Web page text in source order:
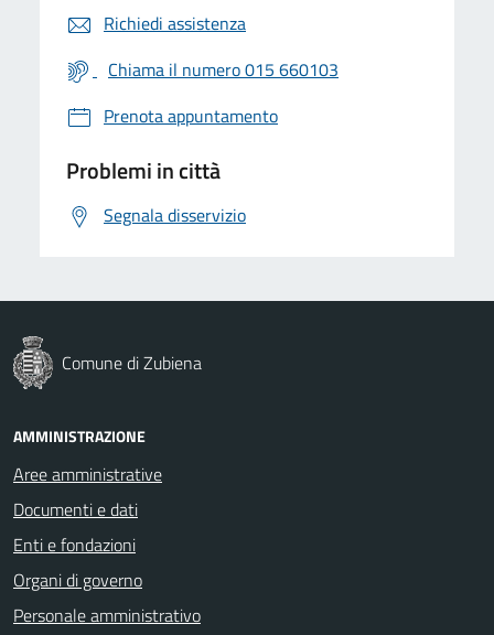
Richiedi assistenza
Chiama il numero 015 660103
Prenota appuntamento
Problemi in città
Segnala disservizio
Comune di Zubiena
AMMINISTRAZIONE
Aree amministrative
Documenti e dati
Enti e fondazioni
Organi di governo
Personale amministrativo